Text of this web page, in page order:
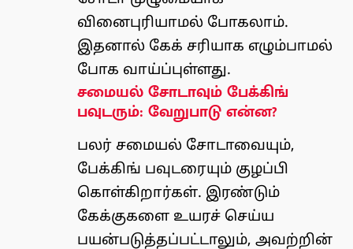
வினைபுரியாமல் போகலாம்.
இதனால் கேக் சரியாக எழும்பாமல்
போக வாய்ப்புள்ளது.
சமையல் சோடாவும் பேக்கிங்
பவுடரும்: வேறுபாடு என்ன?
பலர் சமையல் சோடாவையும்,
பேக்கிங் பவுடரையும் குழப்பி
கொள்கிறார்கள். இரண்டும்
கேக்குகளை உயரச் செய்ய
பயன்படுத்தப்பட்டாலும், அவற்றின்